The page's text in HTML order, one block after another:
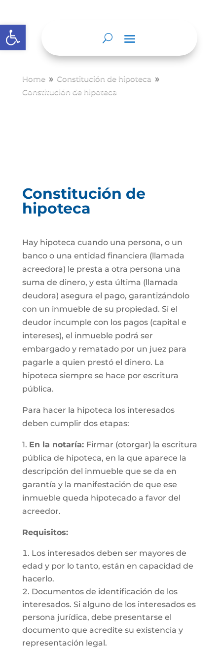
Abrir barra de herramientas
Home 9 Constitución de hipoteca 9
Constitución de hipoteca
Constitución de
hipoteca
Hay hipoteca cuando una persona, o un
banco o una entidad financiera (llamada
acreedora) le presta a otra persona una
suma de dinero, y esta última (llamada
deudora) asegura el pago, garantizándolo
con un inmueble de su propiedad. Si el
deudor incumple con los pagos (capital e
intereses), el inmueble podrá ser
embargado y rematado por un juez para
pagarle a quien prestó el dinero. La
hipoteca siempre se hace por escritura
pública.
Para hacer la hipoteca los interesados
deben cumplir dos etapas:
1. En la notaría: Firmar (otorgar) la escritura
pública de hipoteca, en la que aparece la
descripción del inmueble que se da en
garantía y la manifestación de que ese
inmueble queda hipotecado a favor del
acreedor.
Requisitos:
Los interesados deben ser mayores de
edad y por lo tanto, están en capacidad de
hacerlo.
Documentos de identificación de los
interesados. Si alguno de los interesados es
persona jurídica, debe presentarse el
documento que acredite su existencia y
representación legal.